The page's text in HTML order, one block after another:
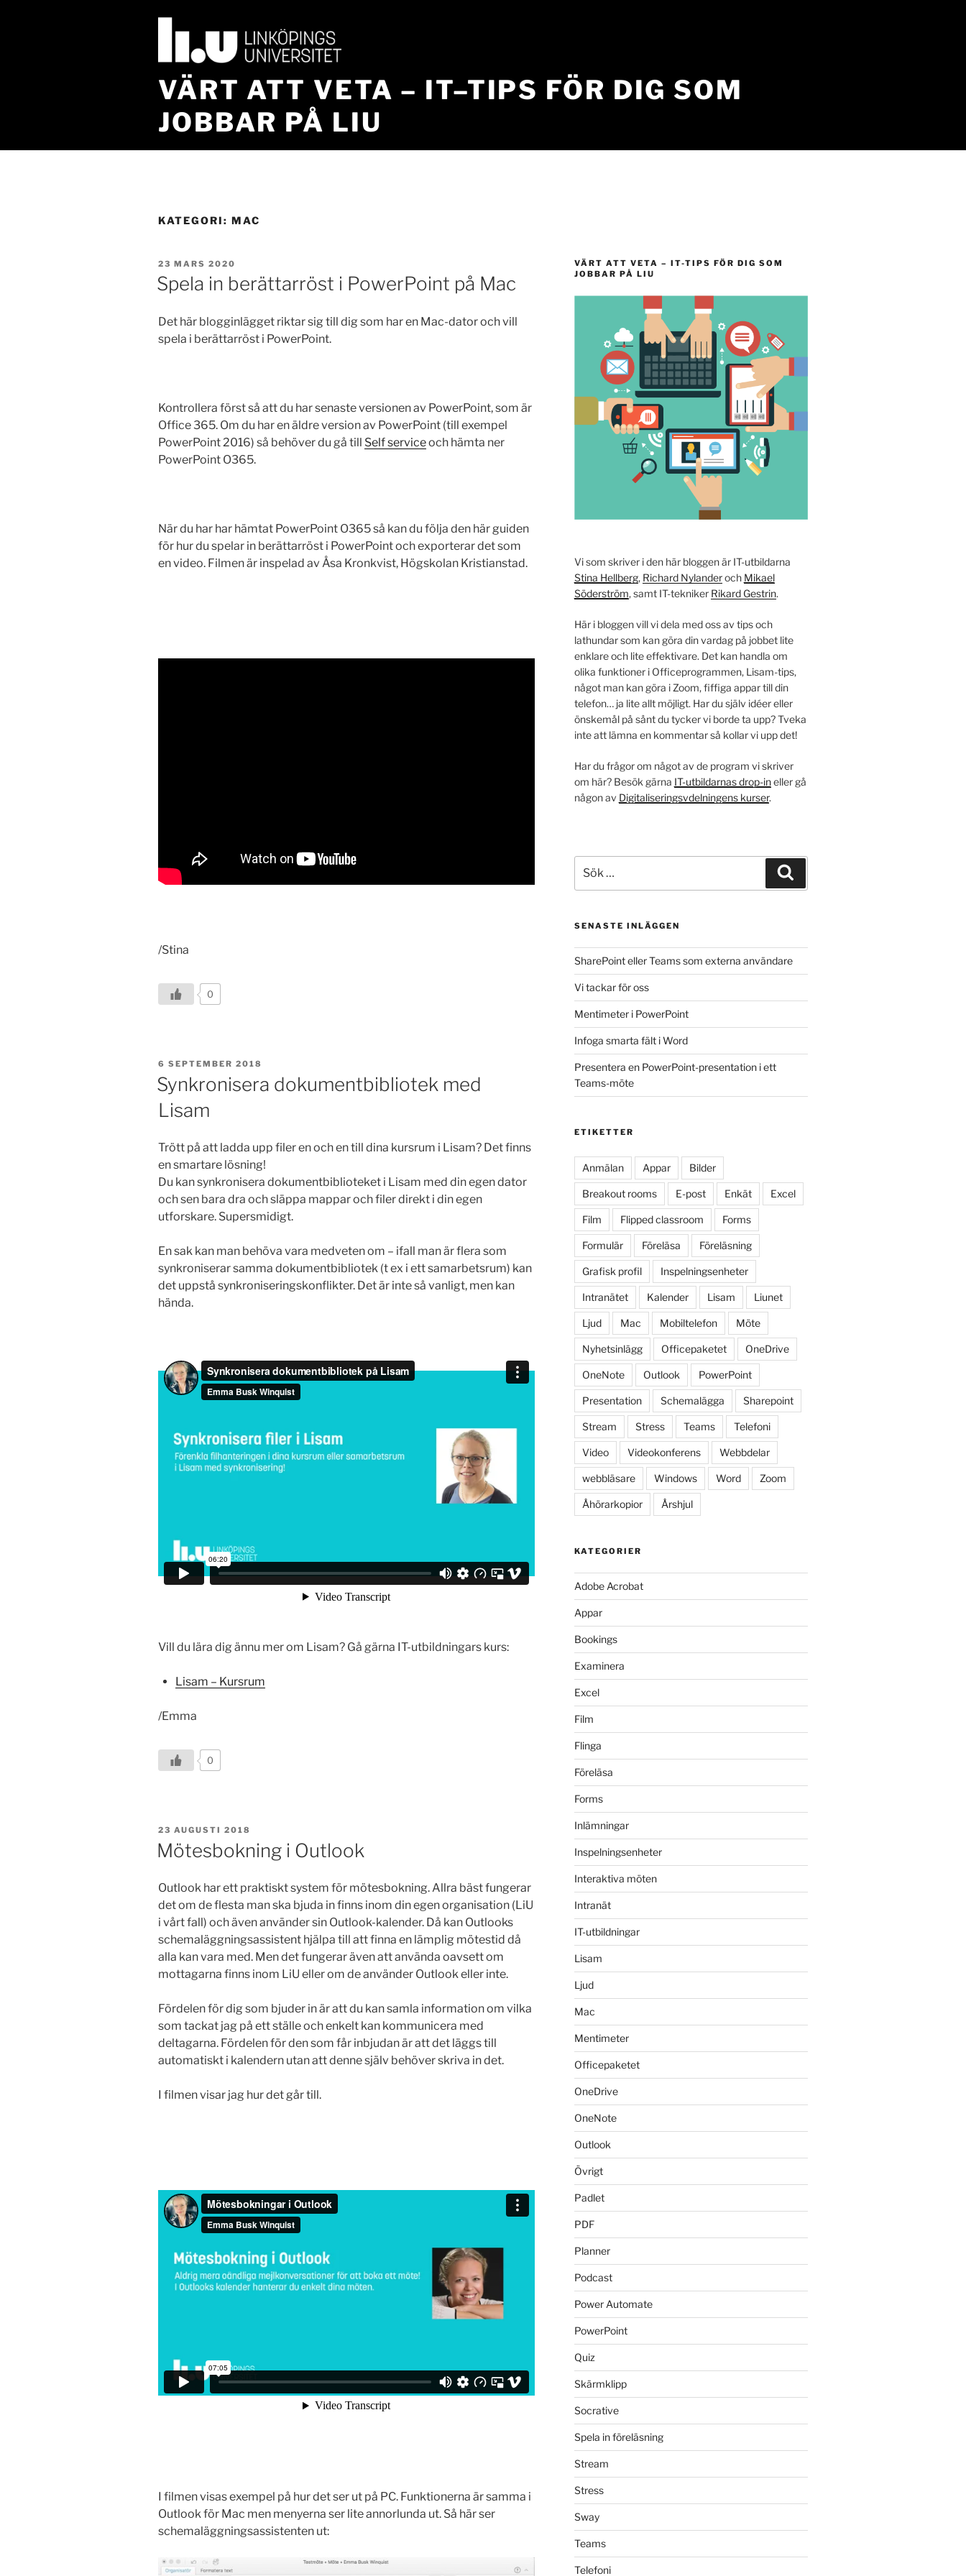
VÄRT ATT VETA – IT–TIPS FÖR DIG SOM
JOBBAR PÅ LIU
KATEGORI: MAC
PUBLICERAT
23 MARS 2020
Spela in berättarröst i PowerPoint på Mac
Det här blogginlägget riktar sig till dig som har en Mac-dator och vill
spela i berättarröst i PowerPoint.
Kontrollera först så att du har senaste versionen av PowerPoint, som är
Office 365. Om du har en äldre version av PowerPoint (till exempel
PowerPoint 2016) så behöver du gå till Self serviceoch hämta ner
PowerPoint O365.
När du har har hämtat PowerPoint O365 så kan du följa den här guiden
för hur du spelar in berättarröst i PowerPoint och exporterar det som
en video. Filmen är inspelad av Åsa Kronkvist, Högskolan Kristianstad.
/Stina
0
PUBLICERAT
6 SEPTEMBER 2018
Synkronisera dokumentbibliotek med
Lisam
Trött på att ladda upp filer en och en till dina kursrum i Lisam? Det finns
en smartare lösning!
Du kan synkronisera dokumentbiblioteket i Lisam med din egen dator
och sen bara dra och släppa mappar och filer direkt i din egen
utforskare. Supersmidigt.
En sak kan man behöva vara medveten om – ifall man är flera som
synkroniserar samma dokumentbibliotek (t ex i ett samarbetsrum) kan
det uppstå synkroniseringskonflikter. Det är inte så vanligt, men kan
hända.
Vill du lära dig ännu mer om Lisam? Gå gärna IT-utbildningars kurs:
Lisam – Kursrum
/Emma
0
PUBLICERAT
23 AUGUSTI 2018
Mötesbokning i Outlook
Outlook har ett praktiskt system för mötesbokning. Allra bäst fungerar
det om de flesta man ska bjuda in finns inom din egen organisation (LiU
i vårt fall) och även använder sin Outlook-kalender. Då kan Outlooks
schemaläggningsassistent hjälpa till att finna en lämplig mötestid då
alla kan vara med. Men det fungerar även att använda oavsett om
mottagarna finns inom LiU eller om de använder Outlook eller inte.
Fördelen för dig som bjuder in är att du kan samla information om vilka
som tackat jag på ett ställe och enkelt kan kommunicera med
deltagarna. Fördelen för den som får inbjudan är att det läggs till
automatiskt i kalendern utan att denne själv behöver skriva in det.
I filmen visar jag hur det går till.
I filmen visas exempel på hur det ser ut på PC. Funktionerna är samma i
Outlook för Mac men menyerna ser lite annorlunda ut. Så här ser
schemaläggningsassistenten ut:
VÄRT ATT VETA – IT-TIPS FÖR DIG SOM
JOBBAR PÅ LIU
Vi som skriver i den här bloggen är IT-utbildarna
Stina Hellberg, Richard Nylanderoch Mikael
Söderström, samt IT-tekniker Rikard Gestrin.
Här i bloggen vill vi dela med oss av tips och
lathundar som kan göra din vardag på jobbet lite
enklare och lite effektivare. Det kan handla om
olika funktioner i Officeprogrammen, Lisam-tips,
något man kan göra i Zoom, fiffiga appar till din
telefon… ja lite allt möjligt. Har du själv idéer eller
önskemål på sånt du tycker vi borde ta upp? Tveka
inte att lämna en kommentar så kollar vi upp det!
Har du frågor om något av de program vi skriver
om här? Besök gärna IT-utbildarnas drop-ineller gå
någon av Digitaliseringsvdelningens kurser.
efter:
SENASTE INLÄGGEN
SharePoint eller Teams som externa användare
Vi tackar för oss
Mentimeter i PowerPoint
Infoga smarta fält i Word
Presentera en PowerPoint-presentation i ett
Teams-möte
ETIKETTER
Anmälan Appar Bilder
Breakout rooms E-post Enkät Excel
Film Flipped classroom Forms
Formulär Föreläsa Föreläsning
Grafisk profil Inspelningsenheter
Intranätet Kalender Lisam Liunet
Ljud Mac Mobiltelefon Möte
Nyhetsinlägg Officepaketet OneDrive
OneNote Outlook PowerPoint
Presentation Schemalägga Sharepoint
Stream Stress Teams Telefoni
Video Videokonferens Webbdelar
webbläsare Windows Word Zoom
Åhörarkopior Årshjul
KATEGORIER
Adobe Acrobat
Appar
Bookings
Examinera
Excel
Film
Flinga
Föreläsa
Forms
Inlämningar
Inspelningsenheter
Interaktiva möten
Intranät
IT-utbildningar
Lisam
Ljud
Mac
Mentimeter
Officepaketet
OneDrive
OneNote
Outlook
Övrigt
Padlet
PDF
Planner
Podcast
Power Automate
PowerPoint
Quiz
Skärmklipp
Socrative
Spela in föreläsning
Stream
Stress
Sway
Teams
Telefoni